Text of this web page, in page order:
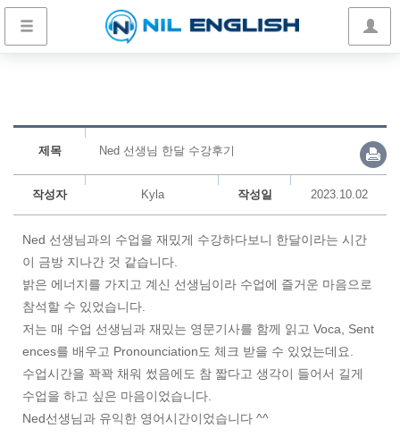
제목 Ned 선생님 한달 수강후기
작성자 Kyla 작성일 2023.10.02
Ned 선생님과의 수업을 재밌게 수강하다보니 한달이라는 시간
이 금방 지나간 것 같습니다.
밝은 에너지를 가지고 계신 선생님이라 수업에 즐거운 마음으로
참석할 수 있었습니다.
저는 매 수업 선생님과 재밌는 영문기사를 함께 읽고 Voca, Sent
ences를 배우고 Pronounciation도 체크 받을 수 있었는데요.
수업시간을 꽉꽉 채워 썼음에도 참 짧다고 생각이 들어서 길게
수업을 하고 싶은 마음이었습니다.
Ned선생님과 유익한 영어시간이었습니다 ^^